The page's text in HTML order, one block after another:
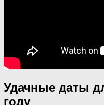
Удачные даты
году